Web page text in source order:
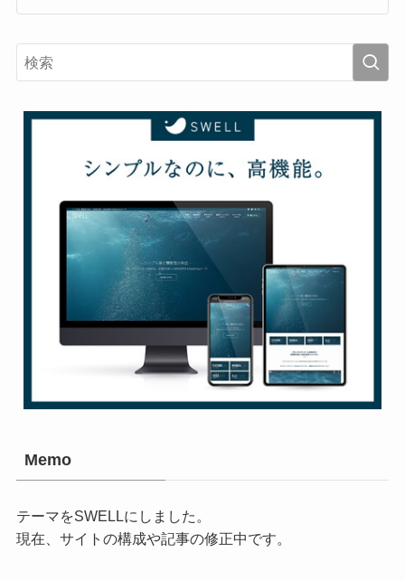
Memo
テーマをSWELLにしました。
現在、サイトの構成や記事の修正中です。